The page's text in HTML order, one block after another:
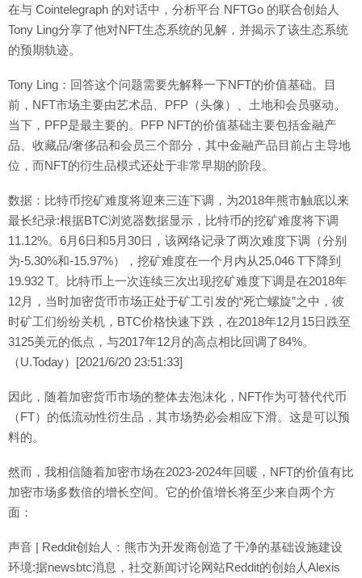
在与 Cointelegraph 的对话中，分析平台 NFTGo 的联合创始人
Tony Ling分享了他对NFT生态系统的见解，并揭示了该生态系统
的预期轨迹。
Tony Ling：回答这个问题需要先解释一下NFT的价值基础。目
前，NFT市场主要由艺术品、PFP（头像）、土地和会员驱动。
当下，PFP是最主要的。PFP NFT的价值基础主要包括金融产
品、收藏品/奢侈品和会员三个部分，其中金融产品目前占主导地
位，而NFT的衍生品模式还处于非常早期的阶段。
数据：比特币挖矿难度将迎来三连下调，为2018年熊市触底以来
最长纪录:根据BTC浏览器数据显示，比特币的挖矿难度将下调
11.12%。6月6日和5月30日，该网络记录了两次难度下调（分别
为-5.30%和-15.97%），挖矿难度在一个月内从25.046 T下降到
19.932 T。比特币上一次连续三次出现挖矿难度下调是在2018年
12月，当时加密货币市场正处于矿工引发的“死亡螺旋”之中，彼
时矿工们纷纷关机，BTC价格快速下跌，在2018年12月15日跌至
3125美元的低点，与2017年12月的高点相比回调了84%。
（U.Today）[2021/6/20 23:51:33]
因此，随着加密货币市场的整体去泡沫化，NFT作为可替代代币
（FT）的低流动性衍生品，其市场势必会相应下滑。这是可以预
料的。
然而，我相信随着加密市场在2023-2024年回暖，NFT的价值有比
加密市场多数倍的增长空间。它的价值增长将至少来自两个方
面：
声音 | Reddit创始人：熊市为开发商创造了干净的基础设施建设
环境:据newsbtc消息，社交新闻讨论网站Reddit的创始人Alexis